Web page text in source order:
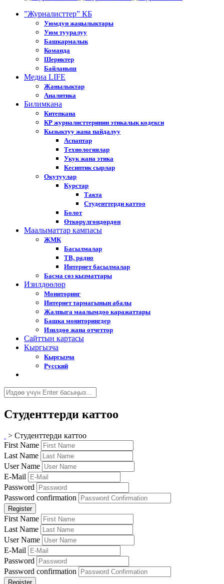
”Журналисттер” КБ
Уюмдун жаңылыктары
Уюм тууралуу
Башкармалык
Команда
Шериктер
Байланыш
Медиа LIFE
Жанылыктар
Аналитика
Билимкана
Китепкана
КР журналисттеринин этикалык кодекси
Кызыктуу жана пайдалуу
Аспаптар
Технологиялар
Укук жана этика
Кесиптик сырлар
Окутуулар
Курстар
Такта
Студенттерди каттоо
Болот
Өткөрүлгөндөрдөн
Маалыматтар кампасы
ЖМК
Басылмалар
ТВ, радио
Интернет басылмалар
Басма сөз кызматтары
Изилдөөлөр
Мониторинг
Интернет тармагынын абалы
Жалпыга маалымдоо каражаттары
Башка мониторингдер
Изилдөө жана отчеттор
Cайттын картасы
Кыргызча
Кыргызча
Русский
Студенттерди каттоо
> Студенттерди каттоо
First Name
Last Name
User Name
E-Mail
Password
Password confirmation
Register
First Name
Last Name
User Name
E-Mail
Password
Password confirmation
Register